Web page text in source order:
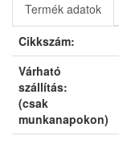
Termék adatok
Cikkszám:
Várható
szállítás:
(csak
munkanapokon)